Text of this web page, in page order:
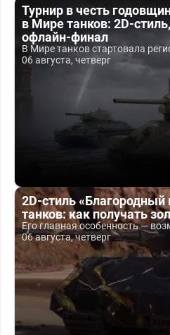
Турнир в честь
в Мире танков: 2D-
офлайн-финал
В Мире танков стартовала
06 августа, четверг
2D-стиль
танков: как получать
Его главная особенность —
06 августа, четверг